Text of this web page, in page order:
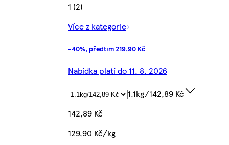
1 (2)
Více z kategorie
-40%, předtím 219,90 Kč
Nabídka platí do 11. 8. 2026
1.1kg/142,89 Kč
142,89 Kč
129,90 Kč/kg